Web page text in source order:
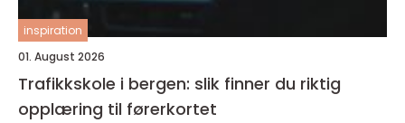
inspiration
01. August 2026
Trafikkskole i bergen: slik finner du riktig
opplæring til førerkortet